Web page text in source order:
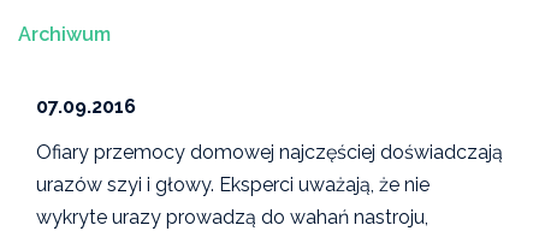
Archiwum
07.09.2016
Ofiary przemocy domowej najczęściej doświadczają
urazów szyi i głowy. Eksperci uważają, że nie
wykryte urazy prowadzą do wahań nastroju,